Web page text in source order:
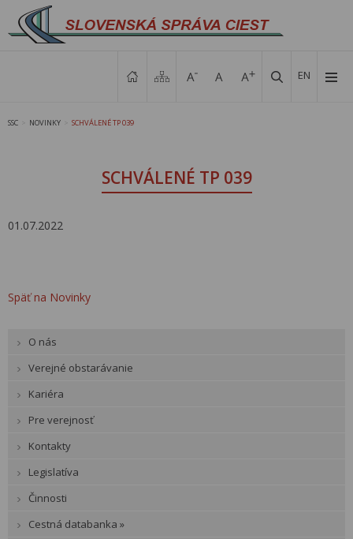
EN
SSC NOVINKY SCHVÁLENÉ TP 039
SCHVÁLENÉ TP 039
01.07.2022
Späť na Novinky
O nás
Verejné obstarávanie
Kariéra
Pre verejnosť
Kontakty
Legislatíva
Činnosti
Cestná databanka »